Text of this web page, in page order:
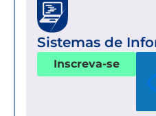
Sistemas de
Inscreva-se